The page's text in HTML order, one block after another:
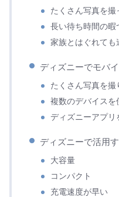
たくさん写真を撮
長い待ち時間の暇
家族とはぐれても
ディズニーでモバ
たくさん写真を撮
複数のデバイスを
ディズニーアプリ
ディズニーで活用
大容量
コンパクト
充電速度が早い